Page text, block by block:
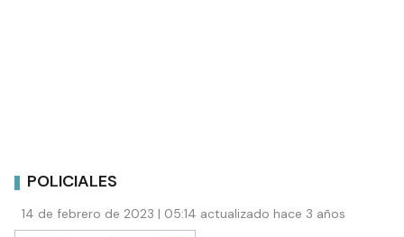
POLICIALES
14 de febrero de 2023 | 05:14 actualizado hace 3 años